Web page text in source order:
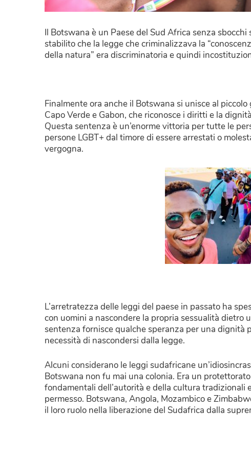
Il Botswana è un Paese del Sud Africa senza sbocchi
stabilito che la legge che criminalizzava la
della natura” era discriminatoria e quindi
Finalmente ora anche il Botswana si unisce al
Capo Verde e Gabon, che riconosce i diritti
Questa sentenza è un’enorme vittoria per tutte le
persone LGBT+ dal timore di essere arrestati o
vergogna.
L’arretratezza delle leggi del paese in passato ha
con uomini a nascondere la propria sessualità dietro
sentenza fornisce qualche speranza per una dignità
necessità di nascondersi dalla legge.
Alcuni considerano le leggi sudafricane
Botswana non fu mai una colonia. Era un
fondamentali dell’autorità e della cultura tradizionali
permesso. Botswana, Angola, Mozambico e
il loro ruolo nella liberazione del Sudafrica dalla